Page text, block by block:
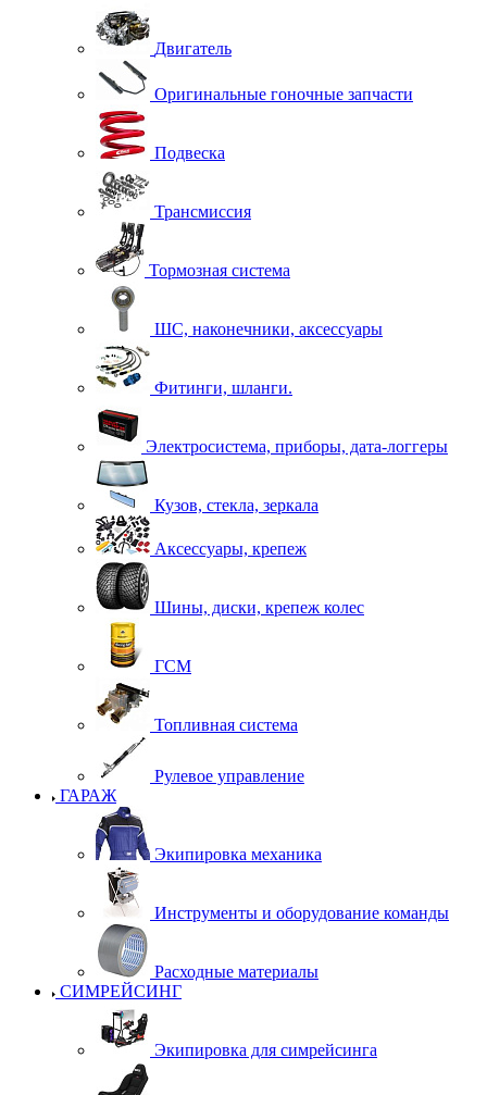
Двигатель
Оригинальные гоночные запчасти
Подвеска
Трансмиссия
Тормозная система
ШС, наконечники, аксессуары
Фитинги, шланги.
Электросистема, приборы, дата-логгеры
Кузов, стекла, зеркала
Аксессуары, крепеж
Шины, диски, крепеж колес
ГСМ
Топливная система
Рулевое управление
ГАРАЖ
Экипировка механика
Инструменты и оборудование команды
Расходные материалы
СИМРЕЙСИНГ
Экипировка для симрейсинга